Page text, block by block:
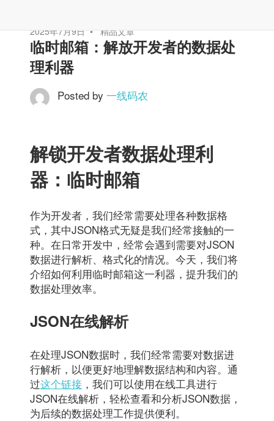
2025年7月9日 精品文章
临时邮箱：解放开发者的数据处
理利器
Posted by 一线码农
解锁开发者数据处理利
器：临时邮箱
作为开发者，我们经常需要处理各种数据格
式，其中JSON格式无疑是我们经常接触的一
种。在日常开发中，经常会遇到需要对JSON
数据进行解析、格式化的情况。今天，我们将
介绍如何利用临时邮箱这一利器，提升我们的
数据处理效率。
JSON在线解析
在处理JSON数据时，我们经常需要对数据进
行解析，以便更好地理解数据结构和内容。通
过这个链接 ，我们可以使用在线工具进行
JSON在线解析，轻松查看和分析JSON数据，
为后续的数据处理工作提供便利。